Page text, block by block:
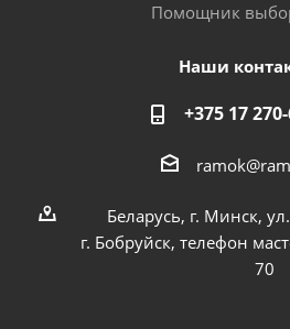
Помощник
Наши
+375 17
Беларусь, г. Минск,
г. Бобруйск, телефон
70